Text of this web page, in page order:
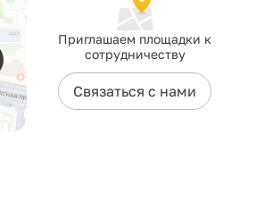
Приглашаем площадки к
сотрудничеству
Связаться с нами